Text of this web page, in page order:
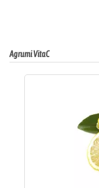
Agrumi VitaC